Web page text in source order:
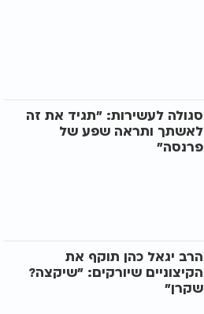
סגולה לעשירות: "תגיד את זה
לאשתך ותראה שפע של
פרנסה"
הרב יגאל כהן תוקף את
הקיצוניים שיורקים: "שיקצה?
שקרן"